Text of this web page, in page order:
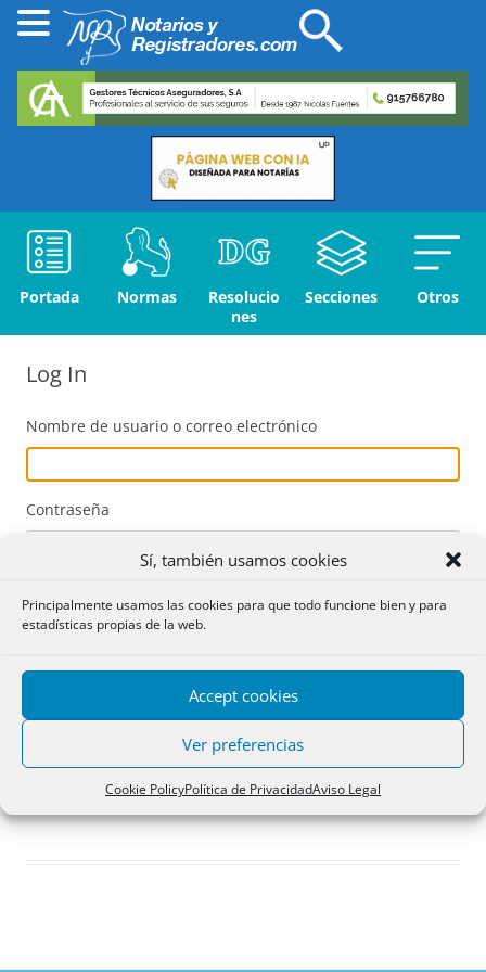
Sí, también usamos cookies
Principalmente usamos las cookies para que todo funcione bien y para
estadísticas propias de la web.
Accept cookies
Ver preferencias
Cookie PolicyPolítica de PrivacidadAviso Legal
Portada Normas
Resolucio
nes
Secciones Otros
Log In
Nombre de usuario o correo electrónico
Contraseña
Acceder
Registro
¿Has olvidado tu contraseña?